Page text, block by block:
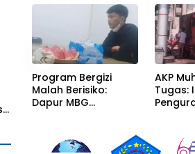
«
Program Bergizi
Malah Berisiko:
Dapur MBG
Fasilitas Jauh dari
AKP
Tugas:
Lain